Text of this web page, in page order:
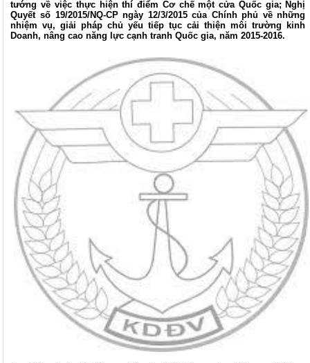
tướng về việc thực hiện thí điểm Cơ chế một cửa Quốc gia; Nghị
Quyết số 19/2015/NQ-CP ngày 12/3/2015 của Chính phủ về những
nhiệm vụ, giải pháp chủ yếu tiếp tục cải thiện môi trường kinh
Doanh, nâng cao năng lực cạnh tranh Quốc gia, năm 2015-2016.